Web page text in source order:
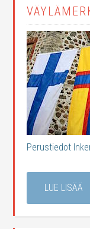
Perustiedot
LUE LISÄÄ